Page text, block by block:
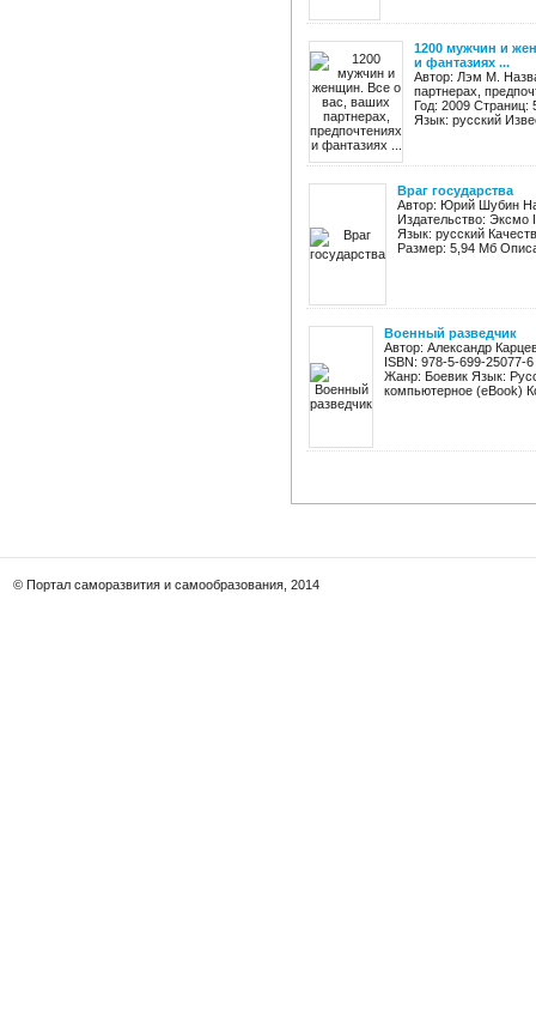
1200 мужчин и
и фантазиях ...
Автор: Лэм М.
партнерах,
Год: 2009
Язык: русский
Враг государства
Автор: Юрий Шубин
Издательство: Эксмо
Язык: русский
Размер: 5,94 Мб
Военный разведчик
Автор: Александр
ISBN: 978-5-699-25077-
Жанр: Боевик Язык:
компьютерное (eBook)
© Портал саморазвития и самообразования, 2014